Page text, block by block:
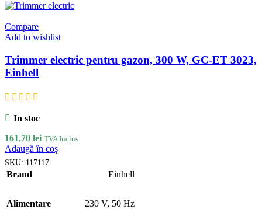
Compare
Add to wishlist
Trimmer electric pentru gazon, 300 W, GC-ET 3023,
Einhell
In stoc
161,70 lei TVA Inclus
Adaugă în coș
SKU: 117117
Brand Einhell
Alimentare 230 V, 50 Hz